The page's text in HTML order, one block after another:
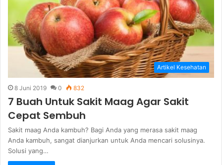
Artikel Kesehatan
8 Juni 2019 0 832
7 Buah Untuk Sakit Maag Agar Sakit
Cepat Sembuh
Sakit maag Anda kambuh? Bagi Anda yang merasa sakit maag
Anda kambuh, sangat dianjurkan untuk Anda mencari solusinya.
Solusi yang…